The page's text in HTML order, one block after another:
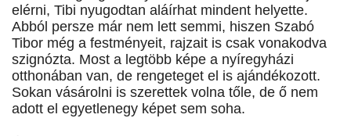
elérni, Tibi nyugodtan aláírhat mindent helyette.
Abból persze már nem lett semmi, hiszen Szabó
Tibor még a festményeit, rajzait is csak vonakodva
szignózta. Most a legtöbb képe a nyíregyházi
otthonában van, de rengeteget el is ajándékozott.
Sokan vásárolni is szerettek volna tőle, de ő nem
adott el egyetlenegy képet sem soha.